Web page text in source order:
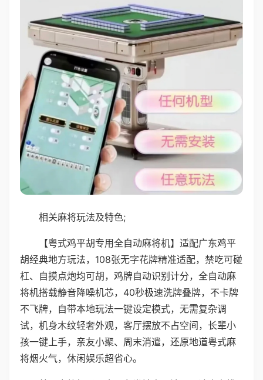
相关麻将玩法及特色;
【粤式鸡平胡专用全自动麻将机】适配广东鸡平
胡经典地方玩法，108张无字花牌精准适配，禁吃可碰
杠、自摸点炮均可胡，鸡牌自动识别计分，全自动麻
将机搭载静音降噪机芯，40秒极速洗牌叠牌，不卡牌
不飞牌，自带本地玩法一键设定模式，无需复杂调
试，机身木纹轻奢外观，客厅摆放不占空间，长辈小
孩一键上手，亲友小聚、周末消遣，还原地道粤式麻
将烟火气，休闲娱乐超省心。